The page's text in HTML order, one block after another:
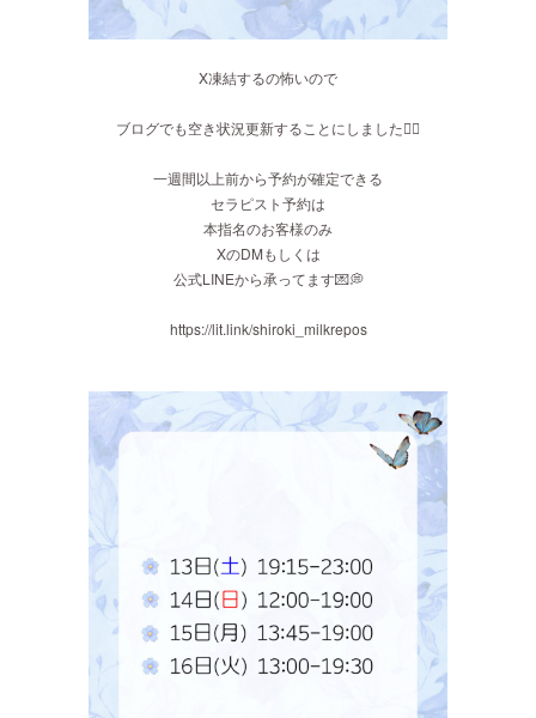
X凍結するの怖いので
ブログでも空き状況更新することにしました✌🏻
一週間以上前から予約が確定できる
セラピスト予約は
本指名のお客様のみ
XのDMもしくは
公式LINEから承ってます💌💭
https://lit.link/shiroki_milkrepos